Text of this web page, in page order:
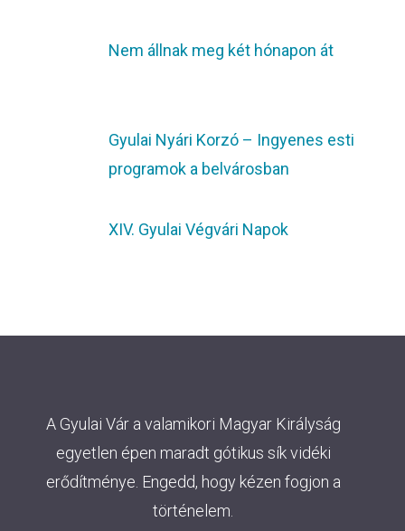
Nem állnak meg két hónapon át
Gyulai Nyári Korzó – Ingyenes esti
programok a belvárosban
XIV. Gyulai Végvári Napok
A Gyulai Vár a valamikori Magyar Királyság
egyetlen épen maradt gótikus sík vidéki
erődítménye. Engedd, hogy kézen fogjon a
történelem.